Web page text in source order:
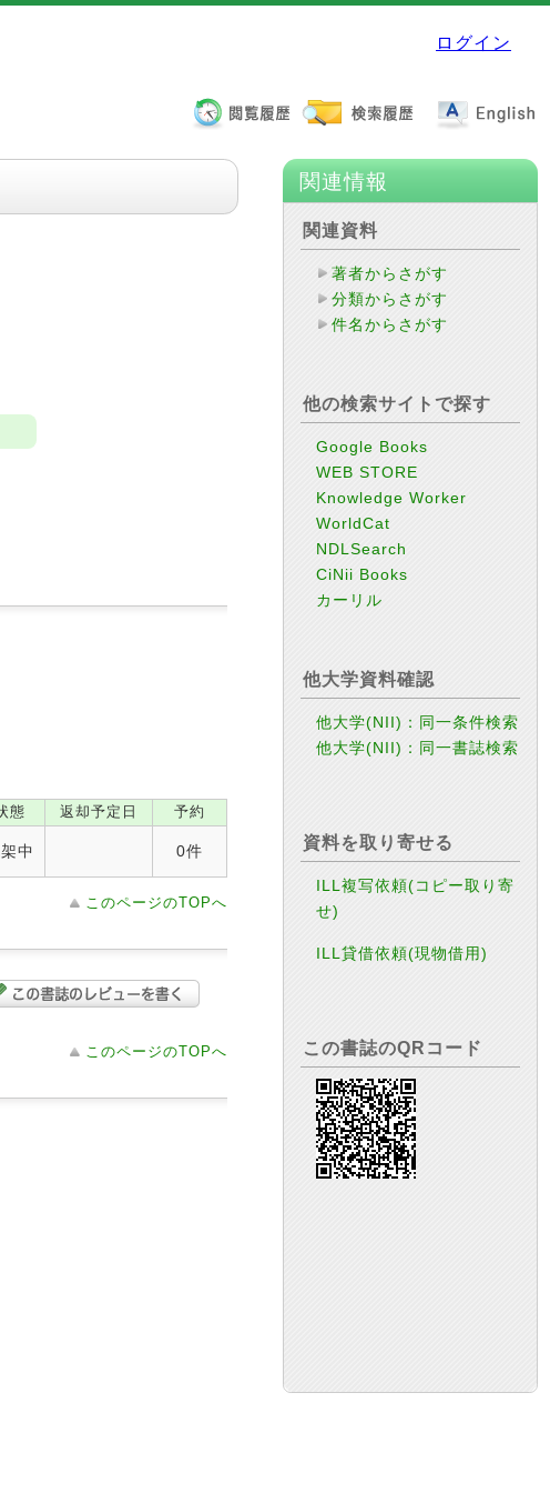
ログイン
態 返却予定日 予約
中 0件
このページのTOPへ
このページのTOPへ
関連情報
関連資料
著者からさがす
分類からさがす
件名からさがす
他の検索サイトで探す
Google Books
WEB STORE
Knowledge Worker
WorldCat
NDLSearch
CiNii Books
カーリル
他大学資料確認
他大学(NII)：同一条件検索
他大学(NII)：同一書誌検索
資料を取り寄せる
ILL複写依頼(コピー取り寄
せ)
ILL貸借依頼(現物借用)
この書誌のQRコード